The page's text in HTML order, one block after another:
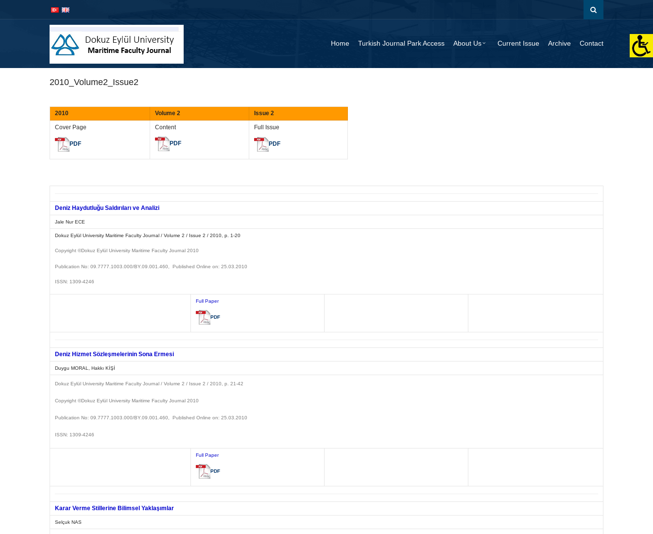
Home Turkish Journal Park Access About Us Current Issue Archive Contact
2010_Volume2_Issue2
2010 Volume 2 Issue 2
Cover Page
PDF
Content
PDF
Full Issue
PDF
Deniz Haydutluğu Saldırıları ve Analizi
Jale Nur ECE
Dokuz Eylül University Maritime Faculty Journal / Volume 2 / Issue 2 / 2010, p. 1-20
Copyright ©Dokuz Eylül University Maritime Faculty Journal 2010
Publication No: 09.7777.1003.000/BY.09.001.460, Published Online on: 25.03.2010
ISSN: 1309-4246
Full Paper
PDF
Deniz Hizmet Sözleşmelerinin Sona Ermesi
Duygu MORAL, Hakkı KİŞİ
Dokuz Eylül University Maritime Faculty Journal / Volume 2 / Issue 2 / 2010, p. 21-42
Copyright ©Dokuz Eylül University Maritime Faculty Journal 2010
Publication No: 09.7777.1003.000/BY.09.001.460, Published Online on: 25.03.2010
ISSN: 1309-4246
Full Paper
PDF
Karar Verme Stillerine Bilimsel Yaklaşımlar
Selçuk NAS